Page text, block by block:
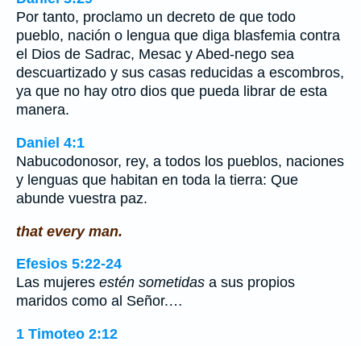
Por tanto, proclamo un decreto de que todo
pueblo, nación o lengua que diga blasfemia contra
el Dios de Sadrac, Mesac y Abed-nego sea
descuartizado y sus casas reducidas a escombros,
ya que no hay otro dios que pueda librar de esta
manera.
Daniel 4:1
Nabucodonosor, rey, a todos los pueblos, naciones
y lenguas que habitan en toda la tierra: Que
abunde vuestra paz.
that every man.
Efesios 5:22-24
Las mujeres estén sometidas a sus propios
maridos como al Señor.…
1 Timoteo 2:12